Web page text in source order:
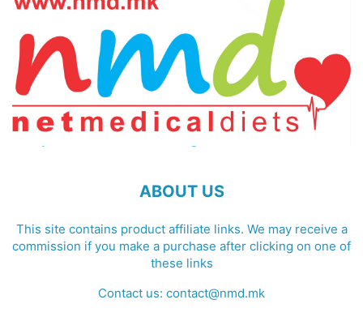
ABOUT US
This site contains product affiliate links. We may receive a
commission if you make a purchase after clicking on one of
these links
Contact us: contact@nmd.mk